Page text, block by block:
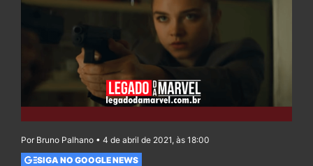
Por Bruno Palhano • 4 de abril de 2021, às 18:00
SIGA NO GOOGLE NEWS